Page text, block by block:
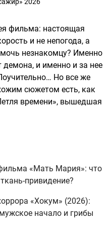
фильма: настоящая
и не непогода, а
незнакомцу? Именно
демона, и именно и за нее
Но все же
сюжетом есть, как
времени», вышедшая
«Мать Мария»: что
привидение?
«Хокум» (2026):
начало и грибы